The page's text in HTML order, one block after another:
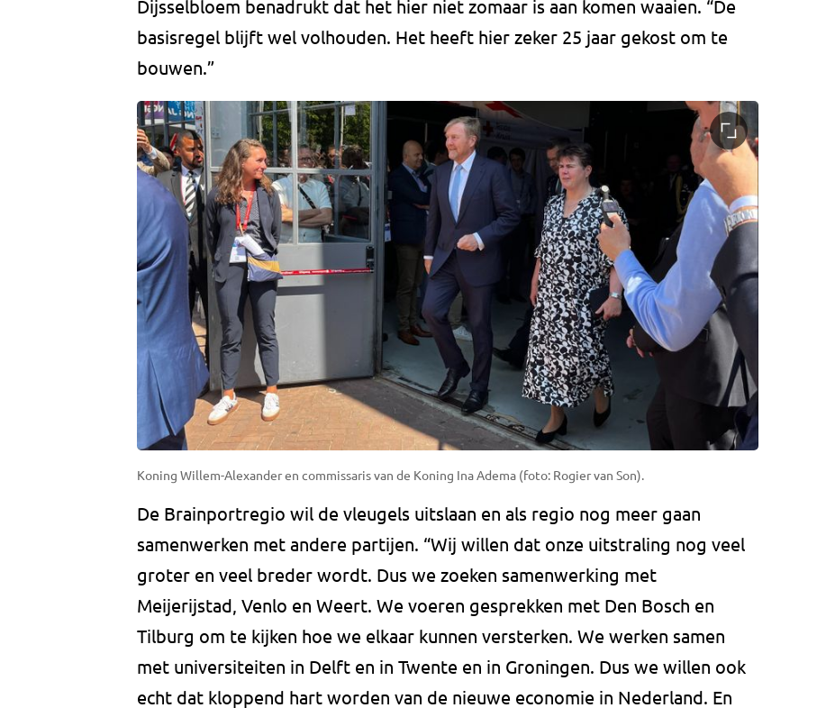
Dijsselbloem benadrukt dat het hier niet zomaar is aan komen waaien. “De
basisregel blijft wel volhouden. Het heeft hier zeker 25 jaar gekost om te
bouwen.”
Koning Willem-Alexander en commissaris van de Koning Ina Adema (foto: Rogier van Son).
De Brainportregio wil de vleugels uitslaan en als regio nog meer gaan
samenwerken met andere partijen. “Wij willen dat onze uitstraling nog veel
groter en veel breder wordt. Dus we zoeken samenwerking met
Meijerijstad, Venlo en Weert. We voeren gesprekken met Den Bosch en
Tilburg om te kijken hoe we elkaar kunnen versterken. We werken samen
met universiteiten in Delft en in Twente en in Groningen. Dus we willen ook
echt dat kloppend hart worden van de nieuwe economie in Nederland. En